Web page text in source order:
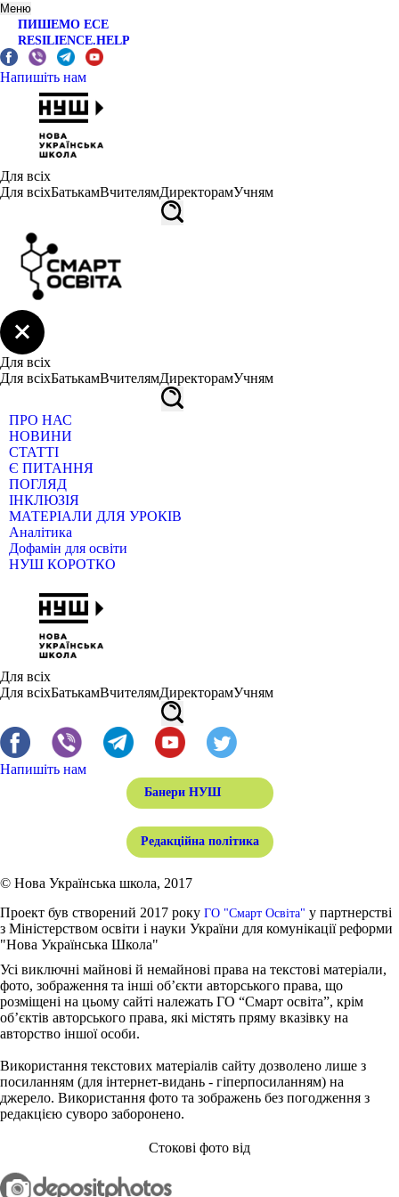
Меню
ПИШЕМО ЕСЕ
RESILIENCE.HELP
Напишіть нам
Для всіх
Для всіхБатькамВчителямДиректорамУчням
Для всіх
Для всіхБатькамВчителямДиректорамУчням
ПРО НАС
НОВИНИ
СТАТТІ
Є ПИТАННЯ
ПОГЛЯД
ІНКЛЮЗІЯ
МАТЕРІАЛИ ДЛЯ УРОКІВ
Аналітика
Дофамін для освіти
НУШ КОРОТКО
Для всіх
Для всіхБатькамВчителямДиректорамУчням
Напишіть нам
Банери НУШ
Редакційна політика
© Нова Українська школа, 2017
Проект був створений 2017 року ГО "Смарт Освіта" у партнерстві
з Міністерством освіти і науки України для комунікації реформи
"Нова Українська Школа"
Усі виключні майнові й немайнові права на текстові матеріали,
фото, зображення та інші об’єкти авторського права, що
розміщені на цьому сайті належать ГО “Смарт освіта”, крім
об’єктів авторського права, які містять пряму вказівку на
авторство іншої особи.
Використання текстових матеріалів сайту дозволено лише з
посиланням (для інтернет-видань - гіперпосиланням) на
джерело. Використання фото та зображень без погодження з
редакцією суворо заборонено.
Стокові фото від